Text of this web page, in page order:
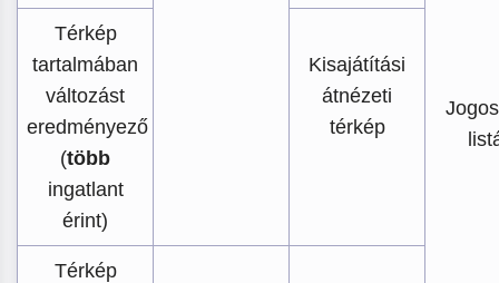
Térkép
tartalmában
változást
eredményező
(több
ingatlant
érint)
Kisajátítási
átnézeti
térkép
Térkép